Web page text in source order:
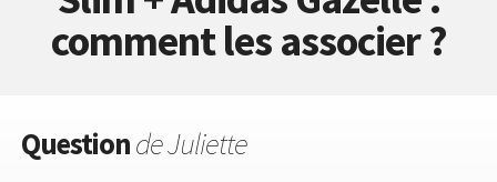
comment les associer ?
Questionde Juliette